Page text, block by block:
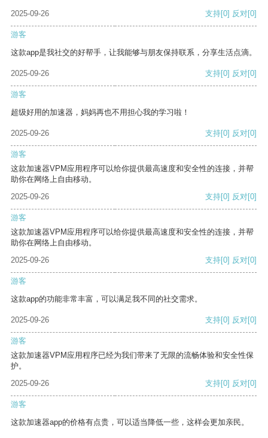
2025-09-26 支持[0] 反对[0]
游客
这款app是我社交的好帮手，让我能够与朋友保持联系，分享生活点滴。
2025-09-26 支持[0] 反对[0]
游客
超级好用的加速器，妈妈再也不用担心我的学习啦！
2025-09-26 支持[0] 反对[0]
游客
这款加速器VPM应用程序可以给你提供最高速度和安全性的连接，并帮
助你在网络上自由移动。
2025-09-26
支持[0] 反对[0]
游客
这款加速器VPM应用程序可以给你提供最高速度和安全性的连接，并帮
助你在网络上自由移动。
2025-09-26
支持[0] 反对[0]
游客
这款app的功能非常丰富，可以满足我不同的社交需求。
2025-09-26 支持[0] 反对[0]
游客
这款加速器VPM应用程序已经为我们带来了无限的流畅体验和安全性保
护。
2025-09-26
支持[0] 反对[0]
游客
这款加速器app的价格有点贵，可以适当降低一些，这样会更加亲民。